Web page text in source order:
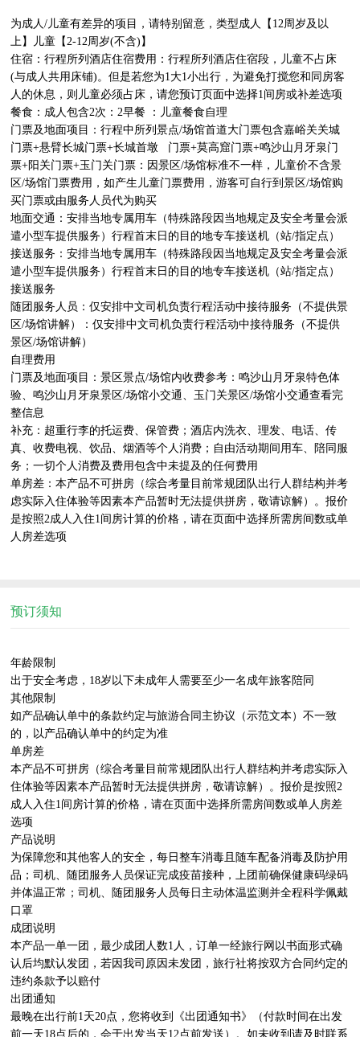
为成人/儿童有差异的项目，请特别留意，类型成人【12周岁及以
上】儿童【2-12周岁(不含)】
住宿：行程所列酒店住宿费用：行程所列酒店住宿段，儿童不占床
(与成人共用床铺)。但是若您为1大1小出行，为避免打搅您和同房客
人的休息，则儿童必须占床，请您预订页面中选择1间房或补差选项
餐食：成人包含2次：2早餐 ：儿童餐食自理
门票及地面项目：行程中所列景点/场馆首道大门票包含嘉峪关关城
门票+悬臂长城门票+长城首墩   门票+莫高窟门票+鸣沙山月牙泉门
票+阳关门票+玉门关门票：因景区/场馆标准不一样，儿童价不含景
区/场馆门票费用，如产生儿童门票费用，游客可自行到景区/场馆购
买门票或由服务人员代为购买
地面交通：安排当地专属用车（特殊路段因当地规定及安全考量会派
遣小型车提供服务）行程首末日的目的地专车接送机（站/指定点）
接送服务：安排当地专属用车（特殊路段因当地规定及安全考量会派
遣小型车提供服务）行程首末日的目的地专车接送机（站/指定点）
接送服务
随团服务人员：仅安排中文司机负责行程活动中接待服务（不提供景
区/场馆讲解）：仅安排中文司机负责行程活动中接待服务（不提供
景区/场馆讲解）
自理费用
门票及地面项目：景区景点/场馆内收费参考：鸣沙山月牙泉特色体
验、鸣沙山月牙泉景区/场馆小交通、玉门关景区/场馆小交通查看完
整信息
补充：超重行李的托运费、保管费；酒店内洗衣、理发、电话、传
真、收费电视、饮品、烟酒等个人消费；自由活动期间用车、陪同服
务；一切个人消费及费用包含中未提及的任何费用
单房差：本产品不可拼房（综合考量目前常规团队出行人群结构并考
虑实际入住体验等因素本产品暂时无法提供拼房，敬请谅解）。报价
是按照2成人入住1间房计算的价格，请在页面中选择所需房间数或单
人房差选项
预订须知
年龄限制
出于安全考虑，18岁以下未成年人需要至少一名成年旅客陪同
其他限制
如产品确认单中的条款约定与旅游合同主协议（示范文本）不一致
的，以产品确认单中的约定为准
单房差
本产品不可拼房（综合考量目前常规团队出行人群结构并考虑实际入
住体验等因素本产品暂时无法提供拼房，敬请谅解）。报价是按照2
成人入住1间房计算的价格，请在页面中选择所需房间数或单人房差
选项
产品说明
为保障您和其他客人的安全，每日整车消毒且随车配备消毒及防护用
品；司机、随团服务人员保证完成疫苗接种，上团前确保健康码绿码
并体温正常；司机、随团服务人员每日主动体温监测并全程科学佩戴
口罩
成团说明
本产品一单一团，最少成团人数1人，订单一经旅行网以书面形式确
认后均默认发团，若因我司原因未发团，旅行社将按双方合同约定的
违约条款予以赔付
出团通知
最晚在出行前1天20点，您将收到《出团通知书》（付款时间在出发
前一天18点后的，会于出发当天12点前发送）。如未收到请及时联系